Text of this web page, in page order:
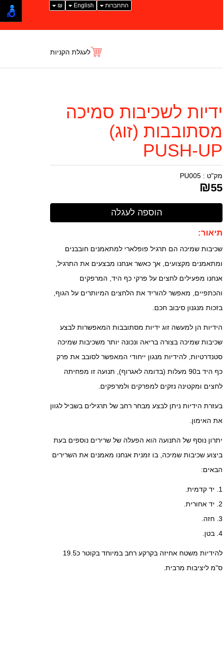
התחברות English
₪
לעגלת הקניות
ידיות לשכיבות סמיכה
מסתובבות (זוג)
PUSH-UP
מק"ט : PU005
₪55
תיאור:
שכיבות שמיכה הם תרגיל פופלארי למתאמנים חובבנים
ומתאמנים מקצועים, אך כאשר אנחנו מבצעים את התרגיל,
אנחנו מפעילים לחצים על פרקי כף היד, המרפקים
והכתפיים, מאפשר להוריד את הלחצים המיותרים על הגוף,
בזכות מנגנון סיבוב חכם.
הידיות הן למעשה זוג ידיות מסתובבות המאפשרות לבצע
שכיבות שמיכה בצורה בריאה ונכונה יותר משכיבות שמיכה
סטנדרטיות, להידיות מנגון ייחודי המאפשר לסובב את פרק
כף היד ב90 מעלות (בדומה לאגרוף), תנועה זו מפחיתה
לחצים ומקטינה נזקים למפרקים ולמרפקים.
בעזרת הידיות ניתן לבצע מבחר רחב של תרגילים בשביל לגוון
את האימון.
יתרון נוסף של התנועה הוא הפעלה של שרירים נוספים בעת
ביצוע שכיבות שמיכה, בו זמנית אנחנו מאמנים את השרירים
הבאים:
יד קדמית.
יד אחורית.
חזה.
בטן.
להידיות משטח אחיזה בקרקע רחב במיוחד בקוטר כ19.5
ס"מ ליציבות מרבית.